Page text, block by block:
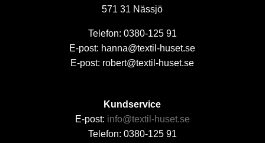
571 31 Nässjö
Telefon: 0380-125 91
E-post: hanna@textil-huset.se
E-post: robert@textil-huset.se
Kundservice
E-post: info@textil-huset.se
Telefon: 0380-125 91